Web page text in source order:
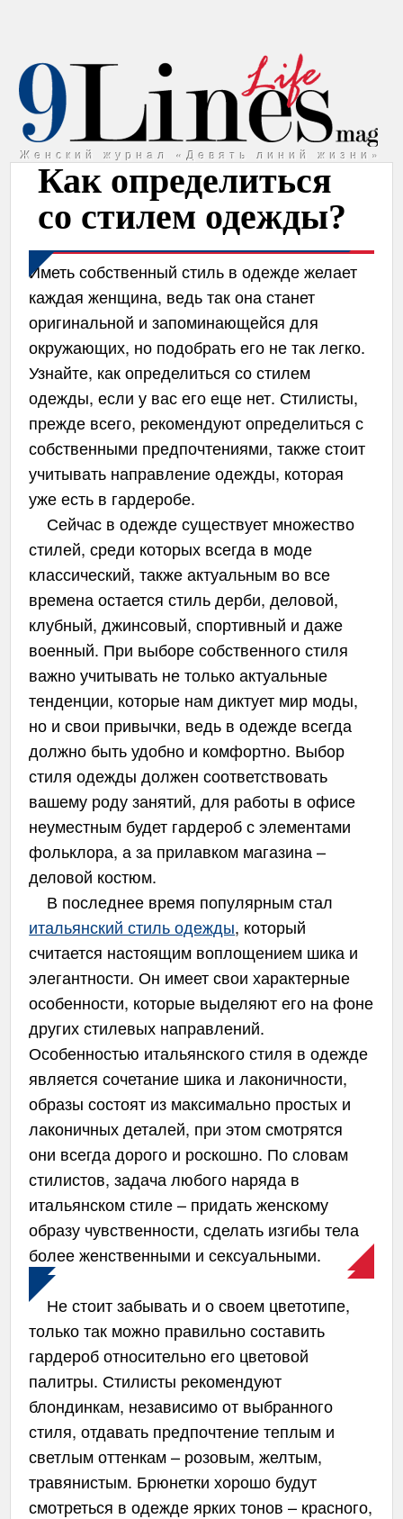
Женский журнал «Девять линий жизни»
Как определиться
со стилем одежды?
Иметь собственный стиль в одежде желает
каждая женщина, ведь так она станет
оригинальной и запоминающейся для
окружающих, но подобрать его не так легко.
Узнайте, как определиться со стилем
одежды, если у вас его еще нет. Стилисты,
прежде всего, рекомендуют определиться с
собственными предпочтениями, также стоит
учитывать направление одежды, которая
уже есть в гардеробе.
Сейчас в одежде существует множество
стилей, среди которых всегда в моде
классический, также актуальным во все
времена остается стиль дерби, деловой,
клубный, джинсовый, спортивный и даже
военный. При выборе собственного стиля
важно учитывать не только актуальные
тенденции, которые нам диктует мир моды,
но и свои привычки, ведь в одежде всегда
должно быть удобно и комфортно. Выбор
стиля одежды должен соответствовать
вашему роду занятий, для работы в офисе
неуместным будет гардероб с элементами
фольклора, а за прилавком магазина –
деловой костюм.
В последнее время популярным стал
итальянский стиль одежды, который
считается настоящим воплощением шика и
элегантности. Он имеет свои характерные
особенности, которые выделяют его на фоне
других стилевых направлений.
Особенностью итальянского стиля в одежде
является сочетание шика и лаконичности,
образы состоят из максимально простых и
лаконичных деталей, при этом смотрятся
они всегда дорого и роскошно. По словам
стилистов, задача любого наряда в
итальянском стиле – придать женскому
образу чувственности, сделать изгибы тела
более женственными и сексуальными.
Не стоит забывать и о своем цветотипе,
только так можно правильно составить
гардероб относительно его цветовой
палитры. Стилисты рекомендуют
блондинкам, независимо от выбранного
стиля, отдавать предпочтение теплым и
светлым оттенкам – розовым, желтым,
травянистым. Брюнетки хорошо будут
смотреться в одежде ярких тонов – красного,